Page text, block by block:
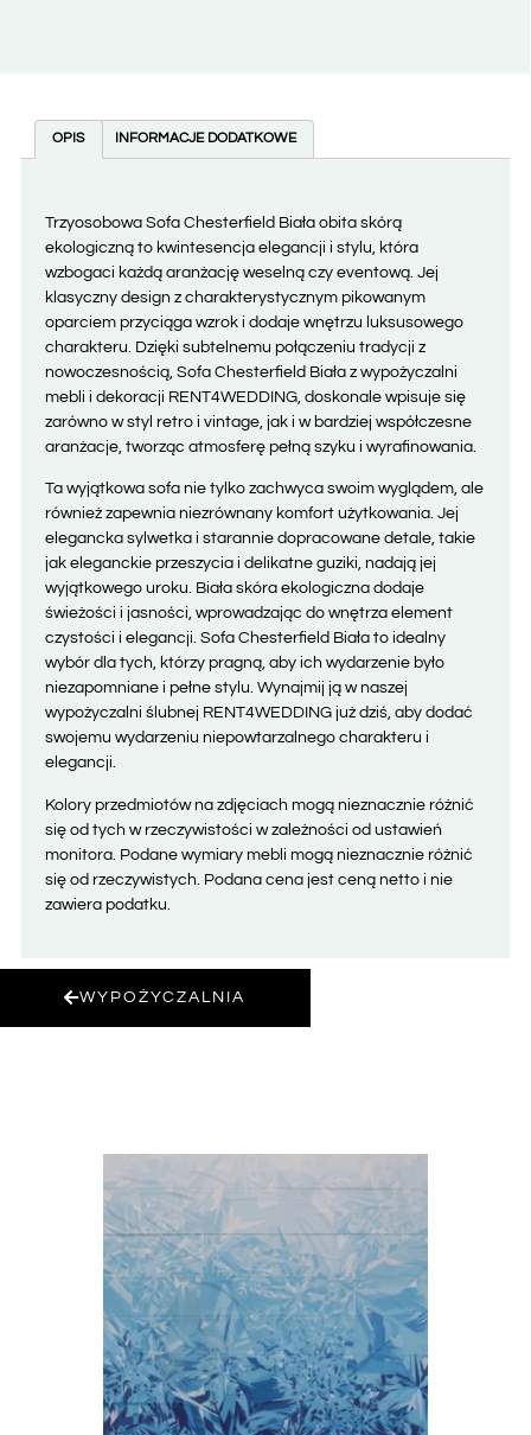
OPIS INFORMACJE DODATKOWE
Trzyosobowa Sofa Chesterfield Biała obita skórą
ekologiczną to kwintesencja elegancji i stylu, która
wzbogaci każdą aranżację weselną czy eventową. Jej
klasyczny design z charakterystycznym pikowanym
oparciem przyciąga wzrok i dodaje wnętrzu luksusowego
charakteru. Dzięki subtelnemu połączeniu tradycji z
nowoczesnością, Sofa Chesterfield Biała z wypożyczalni
mebli i dekoracji RENT4WEDDING, doskonale wpisuje się
zarówno w styl retro i vintage, jak i w bardziej współczesne
aranżacje, tworząc atmosferę pełną szyku i wyrafinowania.
Ta wyjątkowa sofa nie tylko zachwyca swoim wyglądem, ale
również zapewnia niezrównany komfort użytkowania. Jej
elegancka sylwetka i starannie dopracowane detale, takie
jak eleganckie przeszycia i delikatne guziki, nadają jej
wyjątkowego uroku. Biała skóra ekologiczna dodaje
świeżości i jasności, wprowadzając do wnętrza element
czystości i elegancji. Sofa Chesterfield Biała to idealny
wybór dla tych, którzy pragną, aby ich wydarzenie było
niezapomniane i pełne stylu. Wynajmij ją w naszej
wypożyczalni ślubnej RENT4WEDDING już dziś, aby dodać
swojemu wydarzeniu niepowtarzalnego charakteru i
elegancji.
Kolory przedmiotów na zdjęciach mogą nieznacznie różnić
się od tych w rzeczywistości w zależności od ustawień
monitora. Podane wymiary mebli mogą nieznacznie różnić
się od rzeczywistych. Podana cena jest ceną netto i nie
zawiera podatku.
WYPOŻYCZALNIA